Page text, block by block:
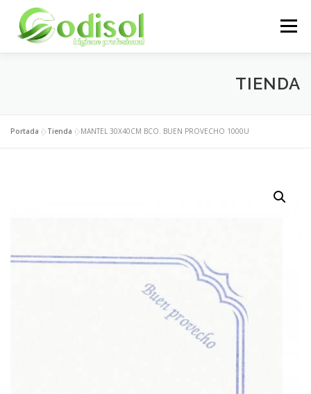
contenido
Menú
ÁREA CLIENTES CONTACTO
TIENDA
Portada »Tienda »MANTEL 30X40CM BCO. BUEN PROVECHO 1000U